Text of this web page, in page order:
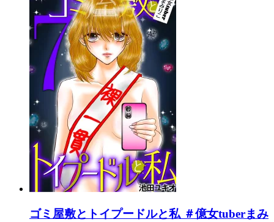
ゴミ屋敷とトイプードルと私 ＃億女tuberまみ